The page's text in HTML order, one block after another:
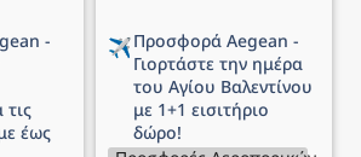
-
έως
✈️
Γιορτάστε την ημέρα
του Αγίου Βαλεντίνου
με 1+1 εισιτήριο
δώρο!